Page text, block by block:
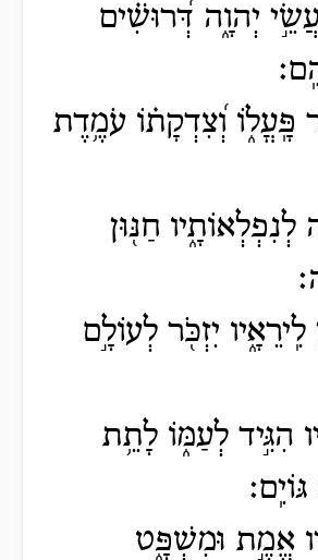
יְהוָ֑ה דְּ֝רוּשִׁ֗ים
פָּֽעֳל֑וֹ וְ֝צִדְקָת֗וֹ עֹמֶ֥דֶת
חַנּ֖וּן
יִזְכֹּ֖ר לְעוֹלָ֣ם
הִגִּ֣יד לְעַמּ֑וֹ לָתֵ֥ת
אֱמֶ֣ת וּמִשְׁפָּ֑ט